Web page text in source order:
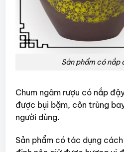
Sản phẩm có nắp
Chum ngâm rượu có nắp
được bụi bặm, côn trùng
người dùng.
Sản phẩm có tác dụng